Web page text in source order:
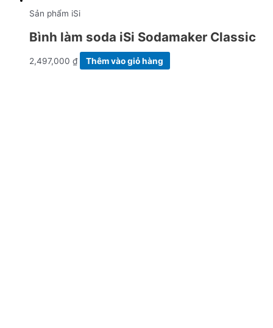
Sản phẩm iSi
Bình làm soda iSi Sodamaker Classic
2,497,000 ₫ Thêm vào giỏ hàng